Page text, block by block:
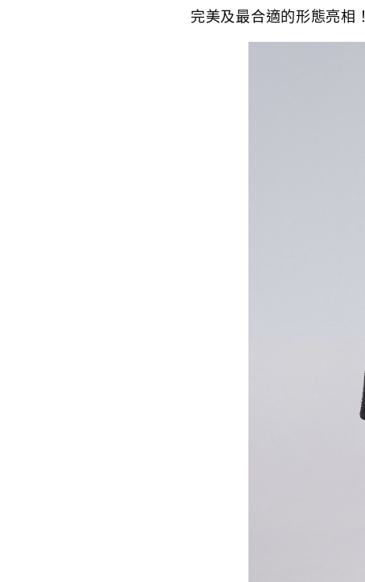
完美及最合適的形態亮相！